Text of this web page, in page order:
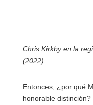
Chris Kirkby en la
(2022)
Entonces, ¿por qué
honorable